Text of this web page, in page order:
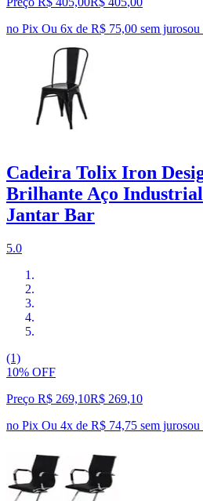
no Pix Ou 6x de R$ 75,00 sem jurosou
Cadeira Tolix Iron
Brilhante Aço
Jantar Bar
5.0
(1)
10% OFF
Preço R$ 269,10R$ 269,10
no Pix Ou 4x de R$ 74,75 sem jurosou